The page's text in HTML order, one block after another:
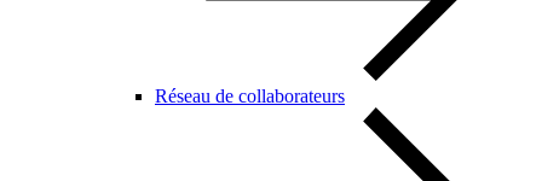
Réseau de collaborateurs